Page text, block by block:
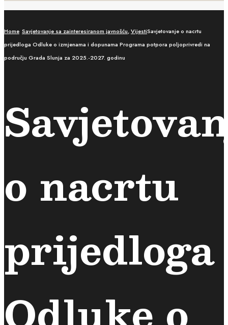
Search
Home Savjetovanje sa zainteresiranom javnošću,VijestiSavjetovanje o nacrtu
prijedloga Odluke o izmjenama i dopunama Programa potpora poljoprivredi na
području Grada Slunja za 2025.-2027. godinu
o nacrtu
prijedloga